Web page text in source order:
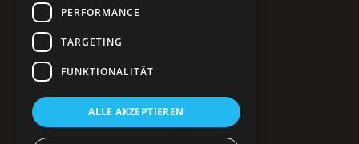
Interaktive Karte
Reiseblog
Reiseinfos & Tipps
Impressum
Datenschutz
PERFORMANCE
TARGETING
FUNKTIONALITÄT
ALLE AKZEPTIEREN